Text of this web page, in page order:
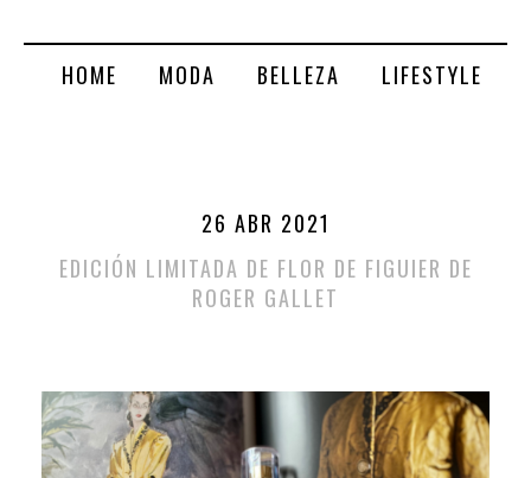
HOME MODA BELLEZA LIFESTYLE
26 ABR 2021
EDICIÓN LIMITADA DE FLOR DE FIGUIER DE
ROGER GALLET